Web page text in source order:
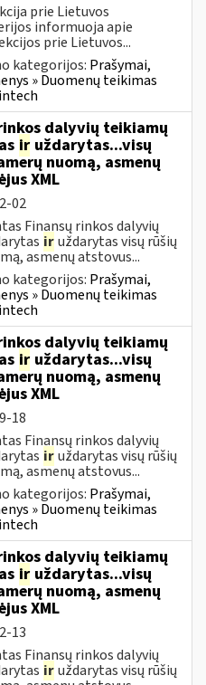
prie Lietuvos
informuoja apie
prie Lietuvos...
kategorijos: Prašymai,
» Duomenų teikimas
dalyvių teikiamų
ir uždarytas...visų
nuomą, asmenų
XML
02
Finansų rinkos dalyvių
iruždarytas visų rūšių
asmenų atstovus...
kategorijos: Prašymai,
» Duomenų teikimas
dalyvių teikiamų
ir uždarytas...visų
nuomą, asmenų
XML
18
Finansų rinkos dalyvių
iruždarytas visų rūšių
asmenų atstovus...
kategorijos: Prašymai,
» Duomenų teikimas
dalyvių teikiamų
ir uždarytas...visų
nuomą, asmenų
XML
13
Finansų rinkos dalyvių
iruždarytas visų rūšių